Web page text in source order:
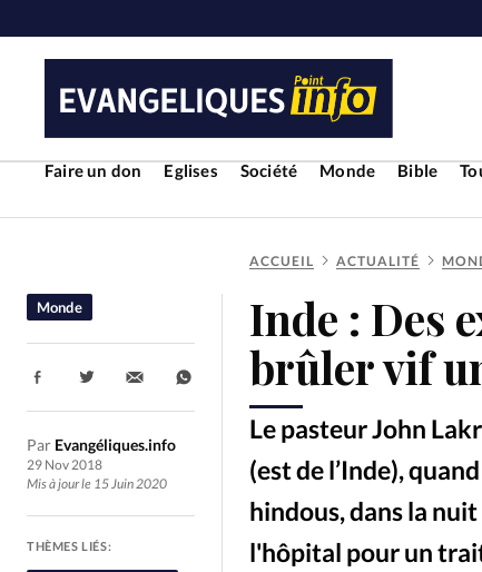
Faire un don Eglises Société Monde Bible
RUBRIQUES
Toute l'actualité Bible
Economie
Eglises
Liberté religieuse
Mission
People
Politique
ACCUEIL ACTUALITÉ
Inde : Des
brûler vif
Le pasteur John
(est de l’Inde),
hindous, dans la
l'hôpital pour un
Monde
Par Evangéliques.info
29 Nov 2018
Mis à jour le 15 Juin 2020
Partager:
THÈMES LIÉS: